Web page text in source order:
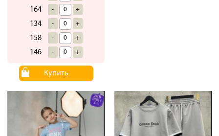
164 - +
134 - +
158 - +
146 - +
Купить